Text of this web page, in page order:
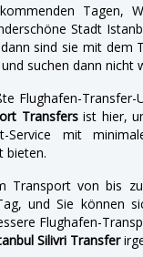
Tagen,
Stadt
sind sie mit dem
suchen dann nicht
Flughafen-Transfer-
Transfersist hier,
Service mit
bieten.
Transport von bis
und Sie können
Flughafen-
Silivri Transfer